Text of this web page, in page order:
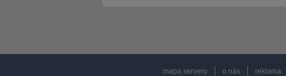
mapa serveru o nás reklama